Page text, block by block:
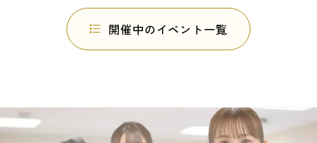
開催中のイベント一覧